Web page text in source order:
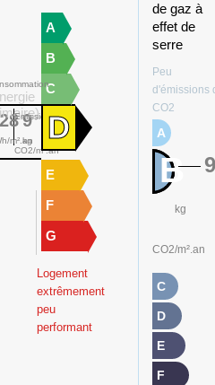
A
B
C
Emissions
m².an
9
kg
CO2/m².an
D
E
F
G
Logement
extrêmement
peu
performant
de gaz à
effet de
serre
Peu
d'émissions
CO2
A
B 9
kg
CO2/m².an
C
D
E
F